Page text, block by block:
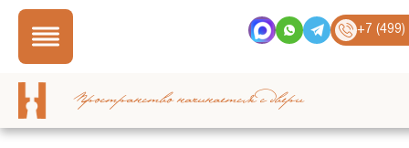
+7
Пространство начинается с двери